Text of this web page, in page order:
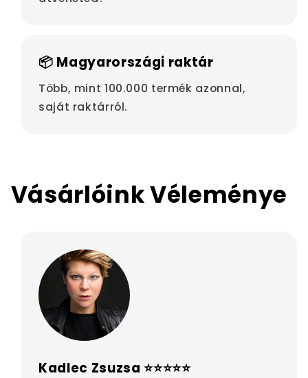
📦 Magyarországi raktár
Több, mint 100.000 termék azonnal,
saját raktárról.
Vásárlóink Véleménye
Kadlec Zsuzsa ⭐⭐⭐⭐⭐